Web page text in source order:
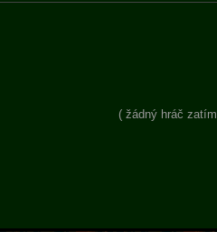
( žádný hráč